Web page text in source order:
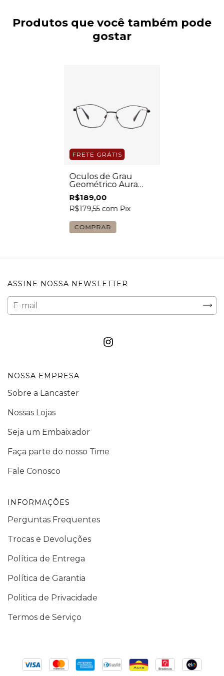
Produtos que você também pode
gostar
FRETE GRÁTIS
Óculos de Grau
Geométrico Aura
Preto Feminino
R$189,00
R$179,55 com Pix
COMPRAR
ASSINE NOSSA NEWSLETTER
NOSSA EMPRESA
Sobre a Lancaster
Nossas Lojas
Seja um Embaixador
Faça parte do nosso Time
Fale Conosco
INFORMAÇÕES
Perguntas Frequentes
Trocas e Devoluções
Política de Entrega
Política de Garantia
Politica de Privacidade
Termos de Serviço